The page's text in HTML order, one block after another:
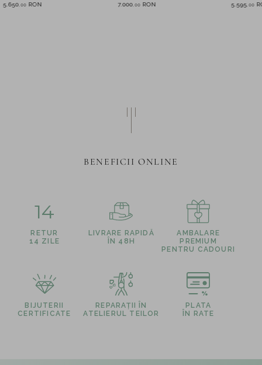
5.650 ,00 RON
7.000 00 RON
5.595 ,00
BENEFICII ONLINE
14
RETUR
14 ZILE
LIVRARE RAPIDĂ
ÎN 48H
AMBALARE
PREMIUM
PENTRU CADOURI
BIJUTERII
CERTIFICATE
REPARAȚII ÎN
ATELIERUL TEILOR
PLATA
ÎN RATE